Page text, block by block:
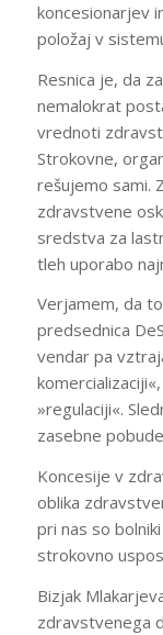
koncesionarjev
položaj v
Resnica je, da
nemalokrat
vrednoti
Strokovne,
rešujemo sami.
zdravstvene
sredstva za
tleh uporabo
Verjamem, da
predsednica
vendar pa
»regulaciji«.
zasebne
Koncesije v
oblika
pri nas so
strokovno
Bizjak
zdravstvenega